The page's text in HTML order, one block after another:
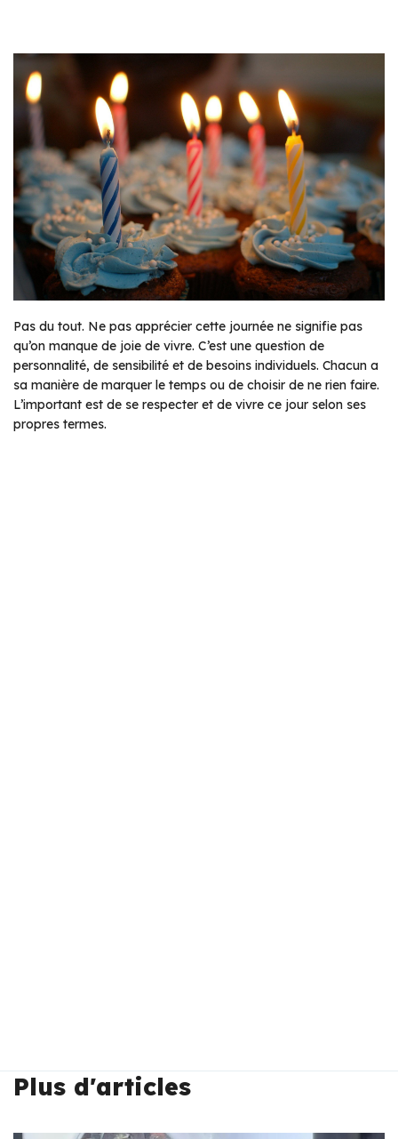
Pas du tout. Ne pas apprécier cette journée ne signifie pas
qu’on manque de joie de vivre. C’est une question de
personnalité, de sensibilité et de besoins individuels. Chacun a
sa manière de marquer le temps ou de choisir de ne rien faire.
L’important est de se respecter et de vivre ce jour selon ses
propres termes.
Plus d'articles